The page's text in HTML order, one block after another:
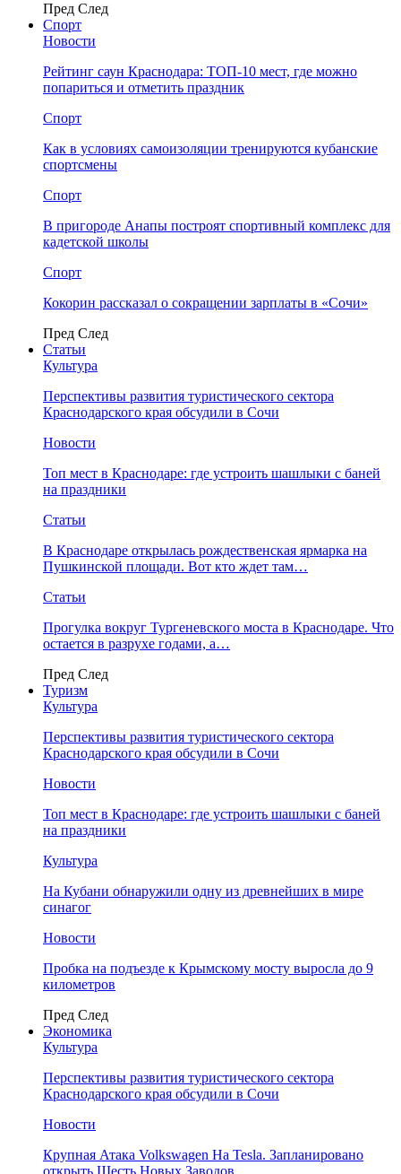
Пред След
Спорт
Новости
Рейтинг саун Краснодара: ТОП-10 мест, где можно
попариться и отметить праздник
Спорт
Как в условиях самоизоляции тренируются кубанские
спортсмены
Спорт
В пригороде Анапы построят спортивный комплекс для
кадетской школы
Спорт
Кокорин рассказал о сокращении зарплаты в «Сочи»
Пред След
Статьи
Культура
Перспективы развития туристического сектора
Краснодарского края обсудили в Сочи
Новости
Топ мест в Краснодаре: где устроить шашлыки с баней
на праздники
Статьи
В Краснодаре открылась рождественская ярмарка на
Пушкинской площади. Вот кто ждет там…
Статьи
Прогулка вокруг Тургеневского моста в Краснодаре. Что
остается в разрухе годами, а…
Пред След
Туризм
Культура
Перспективы развития туристического сектора
Краснодарского края обсудили в Сочи
Новости
Топ мест в Краснодаре: где устроить шашлыки с баней
на праздники
Культура
На Кубани обнаружили одну из древнейших в мире
синагог
Новости
Пробка на подъезде к Крымскому мосту выросла до 9
километров
Пред След
Экономика
Культура
Перспективы развития туристического сектора
Краснодарского края обсудили в Сочи
Новости
Крупная Атака Volkswagen На Tesla. Запланировано
открыть Шесть Новых Заводов